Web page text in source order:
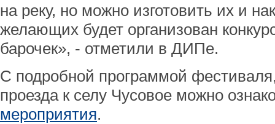
на реку, но можно изготовить их и
желающих будет организован
барочек», - отметили в ДИПе.
С подробной программой
проезда к селу Чусовое можно
мероприятия.